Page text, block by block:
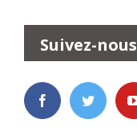
Suivez-nous